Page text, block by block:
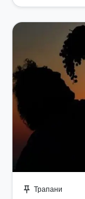
push_pin Трапани